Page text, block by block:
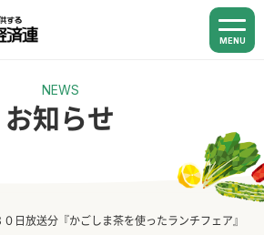
MENU
NEWS
お知らせ
日放送分『かごしま茶を使ったランチフェア』